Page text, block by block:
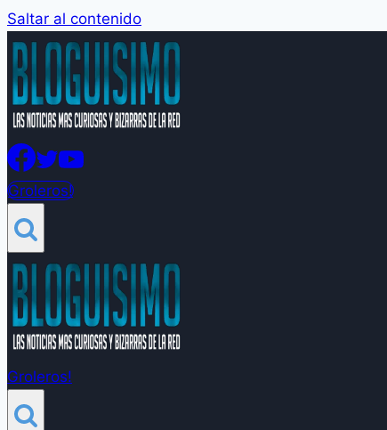
Saltar al contenido
Groleros!
Groleros!